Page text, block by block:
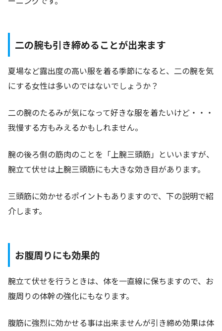
二の腕も引き締めることが出来ます
夏場など露出度の高い服を着る季節になると、二の腕を気
にする女性は多いのではないでしょうか？
二の腕のたるみが気になって好きな服を着たいけど・・・
我慢する方もみえるかもしれません。
腕の後ろ側の筋肉のことを「上腕三頭筋」といいますが、
腕立て伏せは上腕三頭筋にも大きな効き目があります。
三頭筋に効かせるポイントもありますので、下の説明で紹
介します。
お腹周りにも効果的
腕立て伏せを行うときは、体を一直線に保ちますので、お
腹周りの体幹の強化にもなります。
腹筋に強烈に効かせる事は出来ませんが引き締め効果は体